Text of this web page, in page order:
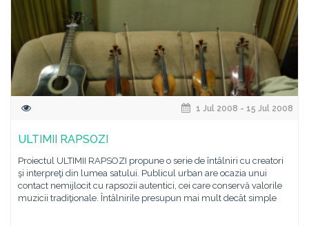
1 Jul 2008 - 15 Jul 2008
ULTIMII RAPSOZI
Proiectul ULTIMII RAPSOZI propune o serie de întâlniri cu creatori
şi interpreţi din lumea satului. Publicul urban are ocazia unui
contact nemijlocit cu rapsozii autentici, cei care conservă valorile
muzicii tradiţionale. Întâlnirile presupun mai mult decât simple